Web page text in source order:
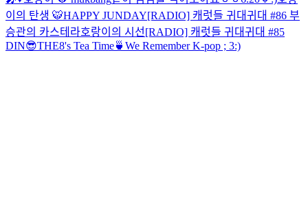
이의 탄생 🐯HAPPY JUNDAY[RADIO] 캐럿들 귀대귀대 #86 부
승관의 카스테라호랑이의 시선[RADIO] 캐럿들 귀대귀대 #85
DIN😎THE8's Tea Time🍵 We Remember K-pop ; 3:)